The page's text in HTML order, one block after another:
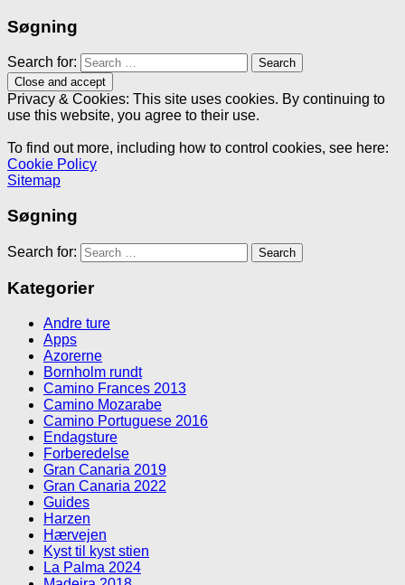
Søgning
Search for:
Privacy & Cookies: This site uses cookies. By continuing to
use this website, you agree to their use.
To find out more, including how to control cookies, see here:
Cookie Policy
Sitemap
Søgning
Search for:
Kategorier
Andre ture
Apps
Azorerne
Bornholm rundt
Camino Frances 2013
Camino Mozarabe
Camino Portuguese 2016
Endagsture
Forberedelse
Gran Canaria 2019
Gran Canaria 2022
Guides
Harzen
Hærvejen
Kyst til kyst stien
La Palma 2024